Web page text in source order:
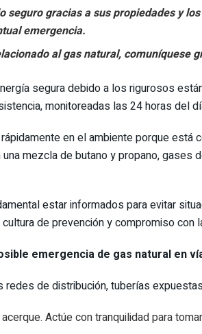
seguro gracias a sus propiedades y
emergencia.
al gas natural, comuníquese
segura debido a los rigurosos
monitoreadas las 24 horas del
en el ambiente porque
mezcla de butano y propano,
estar informados para evitar
de prevención y compromiso
emergencia de gas natural en
de distribución, tuberías
Actúe con tranquilidad para